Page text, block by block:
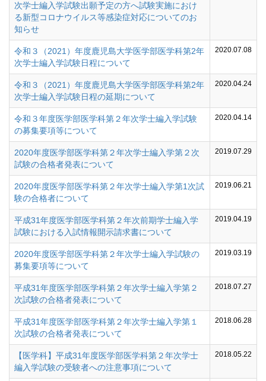
次学士編入学試験出願予定の方へ試験実施におけ
る新型コロナウイルス等感染症対応についてのお
知らせ
令和３（2021）年度鹿児島大学医学部医学科第2年
次学士編入学試験日程について
2020.07.08
令和３（2021）年度鹿児島大学医学部医学科第2年
次学士編入学試験日程の延期について
2020.04.24
令和３年度医学部医学科第２年次学士編入学試験
の募集要項等について
2020.04.14
2020年度医学部医学科第２年次学士編入学第２次
試験の合格者発表について
2019.07.29
2020年度医学部医学科第２年次学士編入学第1次試
験の合格者について
2019.06.21
平成31年度医学部医学科第２年次前期学士編入学
試験における入試情報開示請求書について
2019.04.19
2020年度医学部医学科第２年次学士編入学試験の
募集要項等について
2019.03.19
平成31年度医学部医学科第２年次学士編入学第２
次試験の合格者発表について
2018.07.27
平成31年度医学部医学科第２年次学士編入学第１
次試験の合格者発表について
2018.06.28
【医学科】平成31年度医学部医学科第２年次学士
編入学試験の受験者への注意事項について
2018.05.22